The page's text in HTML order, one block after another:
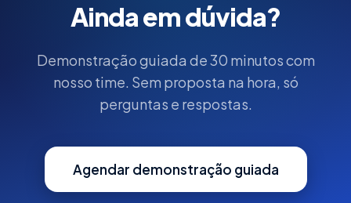
Ainda em dúvida?
Demonstração guiada de 30 minutos com
nosso time. Sem proposta na hora, só
perguntas e respostas.
Agendar demonstração guiada